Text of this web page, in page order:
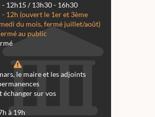
- 12h15 / 13h30 - 16h30
- 12h (ouvert le 1er et 3ème
du mois, fermé juillet/août)
au public
le maire et les adjoints
échanger sur vos
à 19h